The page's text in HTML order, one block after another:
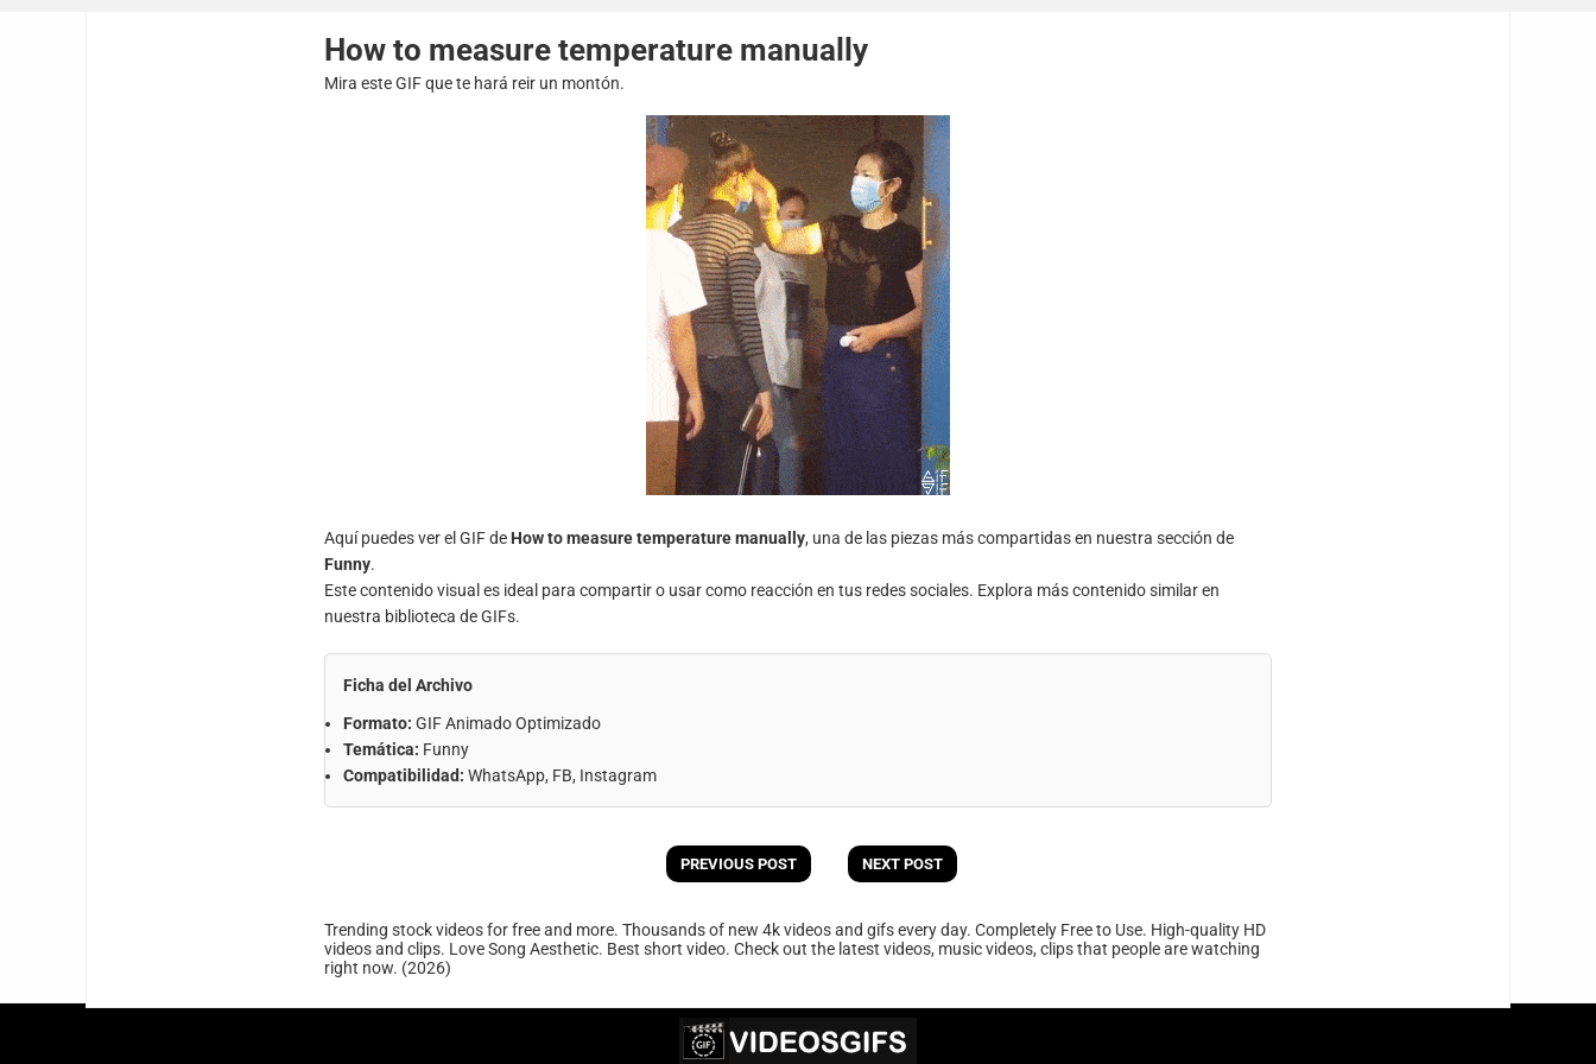
How to measure temperature manually
Mira este GIF que te hará reir un montón.
Aquí puedes ver el GIF de How to measure temperature manually, una de las piezas más compartidas en nuestra sección de
Funny.
Este contenido visual es ideal para compartir o usar como reacción en tus redes sociales. Explora más contenido similar en
nuestra biblioteca de GIFs.
Ficha del Archivo
Formato: GIF Animado Optimizado
Temática: Funny
Compatibilidad: WhatsApp, FB, Instagram
PREVIOUS POST NEXT POST
Trending stock videos for free and more. Thousands of new 4k videos and gifs every day. Completely Free to Use. High-quality HD
videos and clips. Love Song Aesthetic. Best short video. Check out the latest videos, music videos, clips that people are watching
right now. (2026)